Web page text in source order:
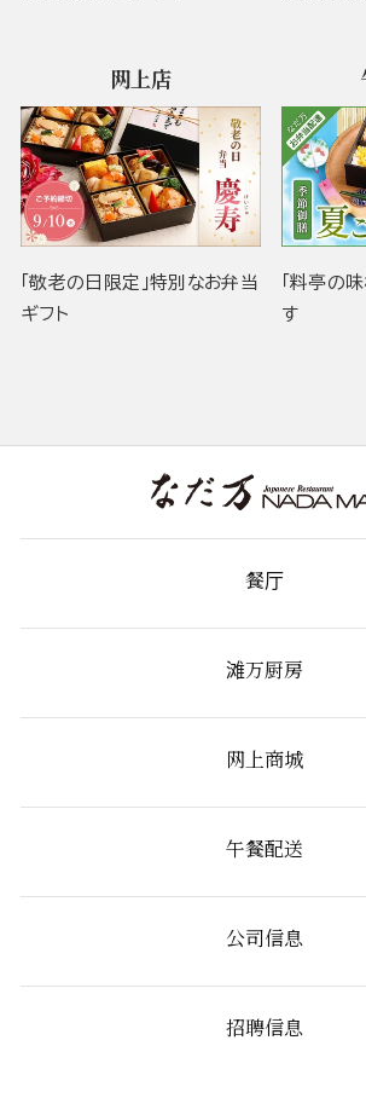
网上店
「敬老の日限定」特別なお弁当
ギフト
「料亭の
す
餐厅
滩万厨房
网上商城
午餐配送
公司信息
招聘信息